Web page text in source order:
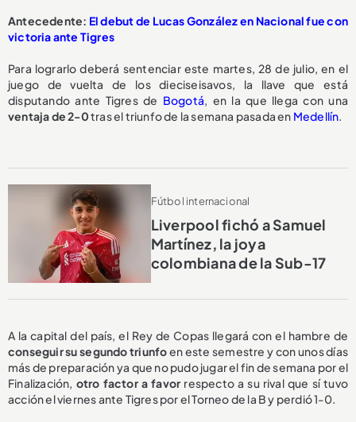
Antecedente: El debut de Lucas González en Nacional fue con
victoria ante Tigres
Para lograrlo deberá sentenciar este martes, 28 de julio, en el
juego de vuelta de los dieciseisavos, la llave que está
disputando ante Tigres de Bogotá, en la que llega con una
ventaja de 2-0tras el triunfo de la semana pasada en Medellín.
Fútbol internacional
Liverpool fichó a Samuel
Martínez, la joya
colombiana de la Sub-17
A la capital del país, el Rey de Copas llegará con el hambre de
conseguir su segundo triunfoen este semestre y con unos días
más de preparación ya que no pudo jugar el fin de semana por el
Finalización, otro factor a favor respecto a su rival que sí tuvo
acción el viernes ante Tigres por el Torneo de la B y perdió 1-0.